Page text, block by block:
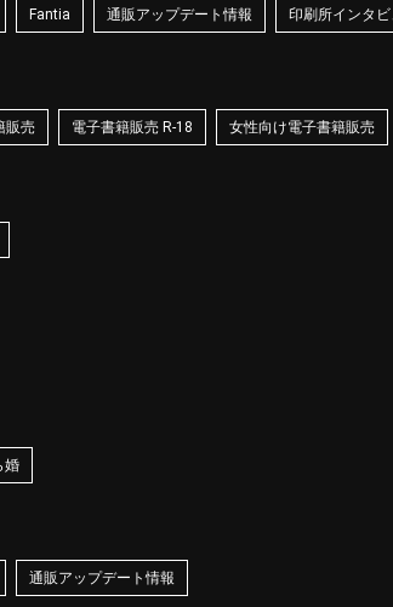
Fantia 通販アップデート情報 印刷所インタ
販売 電子書籍販売 R-18 女性向け電子書籍販売
婚
通販アップデート情報